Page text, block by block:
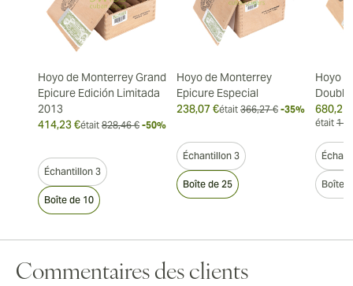
Hoyo de Monterrey Grand
Epicure Edición Limitada
2013
414,23 €était 828,46 € -50%
Échantillon 3
Boîte de 10
Hoyo de Monterrey
Epicure Especial
238,07 €était 366,27 € -35%
Échantillon 3
Boîte de 25
Hoyo
680,21
était 1
Boîte
Commentaires des clients